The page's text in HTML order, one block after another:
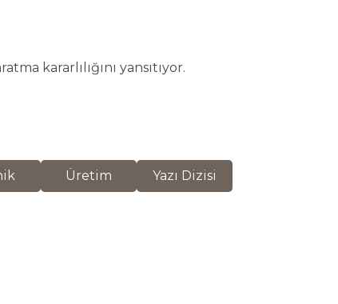
kararlılığını yansıtıyor.
Üretim Yazı Dizisi